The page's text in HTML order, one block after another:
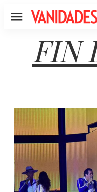
Menú
FIN